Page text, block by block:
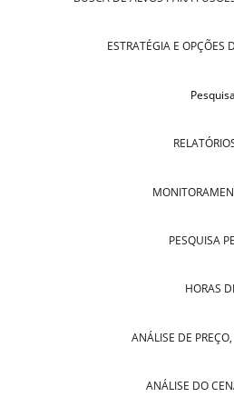
ESTRATÉGIA E OPÇÕES
PESQUISA
HORAS
ANÁLISE DE
ANÁLISE DO